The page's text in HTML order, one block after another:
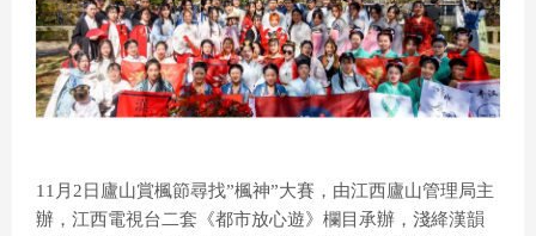
11月2日廬山賞楓節尋找”楓神”大賽，由江西廬山管理局主
辦，江西電視台二套《都市放心遊》欄目承辦，淺絳漢韻